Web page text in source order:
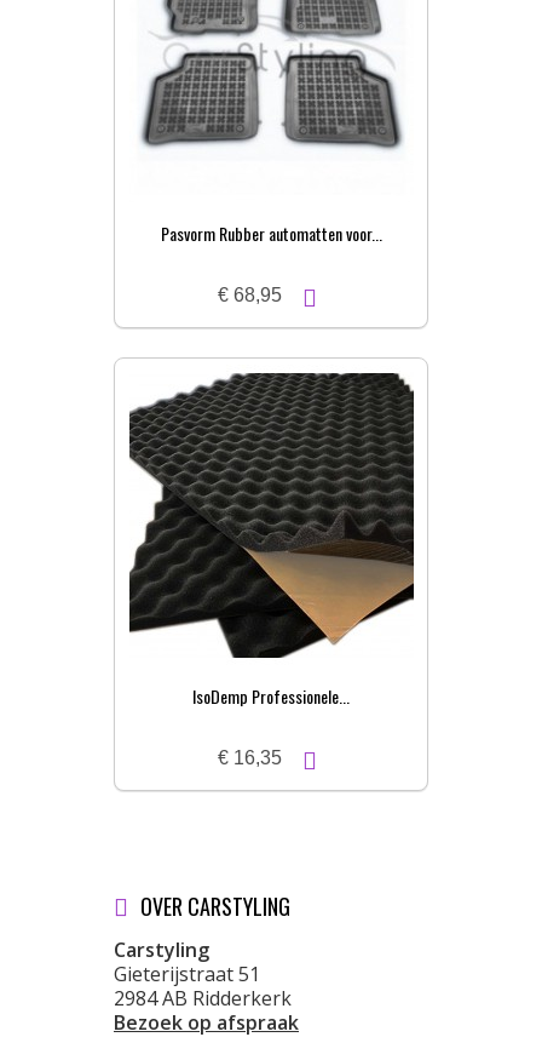
Pasvorm Rubber automatten voor...
€ 68,95
IsoDemp Professionele...
€ 16,35
OVER CARSTYLING
Carstyling
Gieterijstraat 51
2984 AB Ridderkerk
Bezoek op afspraak